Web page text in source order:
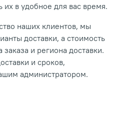
их в удобное для вас время.
наших клиентов, мы
доставки, а стоимость
и региона доставки.
и сроков,
администратором.